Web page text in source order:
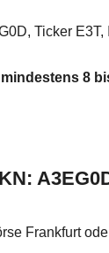
Ticker
8
Frankfurt